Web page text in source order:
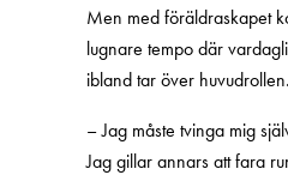
Men med föräldraskapet
lugnare tempo där
ibland tar över huvudrollen.
– Jag måste tvinga mig
Jag gillar annars att fara